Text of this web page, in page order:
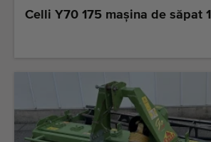
Celli Y70 175 maşina de săpat